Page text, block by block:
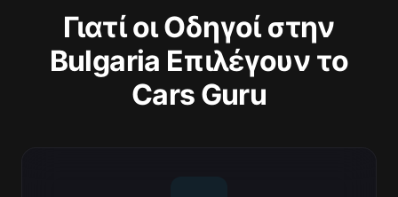
Γιατί οι Οδηγοί στην
Bulgaria Επιλέγουν το
Cars Guru